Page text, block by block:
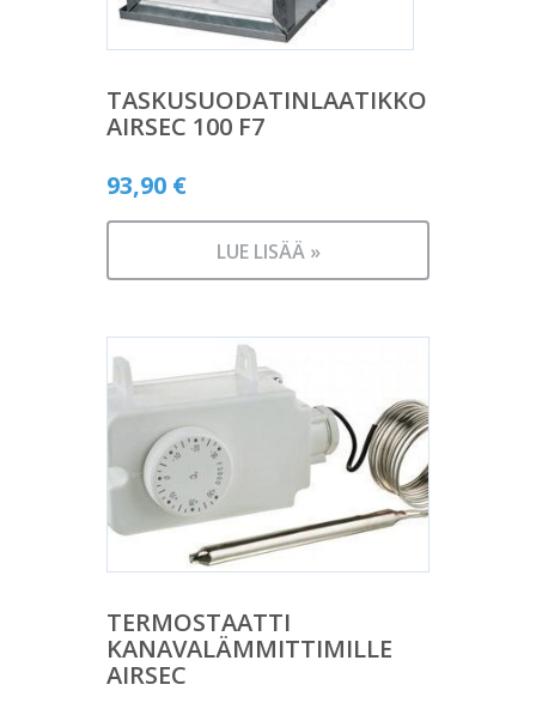
TASKUSUODATINLAATIKKO
AIRSEC 100 F7
93,90 €
LUE LISÄÄ »
TERMOSTAATTI
KANAVALÄMMITTIMILLE
AIRSEC